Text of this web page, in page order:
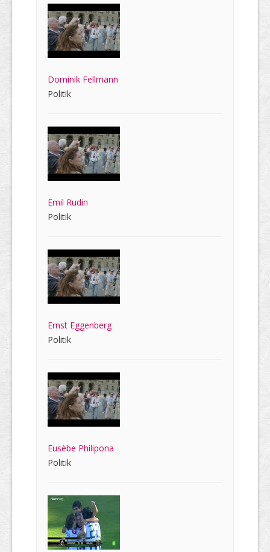
Dominik Fellmann
Politik
Emil Rudin
Politik
Ernst Eggenberg
Politik
Eusèbe Philipona
Politik